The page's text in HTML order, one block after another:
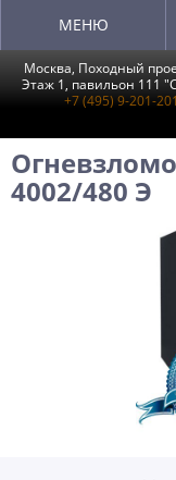
Москва, Походный
Этаж 1, павильон 111
+7 (495) 9-201-201
МЕНЮ
4002/480 Э